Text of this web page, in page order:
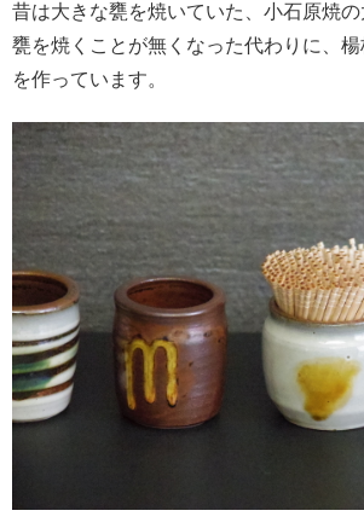
昔は大きな甕を焼いていた、小石原焼の
甕を焼くことが無くなった代わりに、
を作っています。